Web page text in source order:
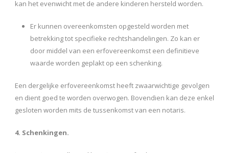
kan het evenwicht met de andere kinderen hersteld worden.
Er kunnen overeenkomsten opgesteld worden met
betrekking tot specifieke rechtshandelingen. Zo kan er
door middel van een erfovereenkomst een definitieve
waarde worden geplakt op een schenking.
Een dergelijke erfovereenkomst heeft zwaarwichtige gevolgen
en dient goed te worden overwogen. Bovendien kan deze enkel
gesloten worden mits de tussenkomst van een notaris.
4. Schenkingen.